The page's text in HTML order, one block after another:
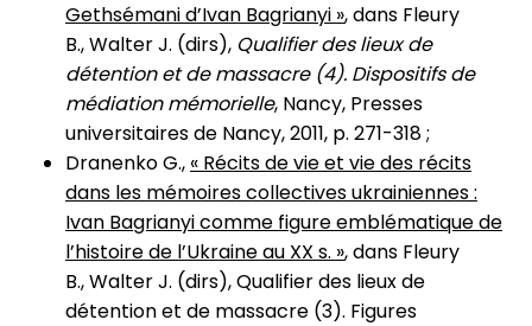
Gethsémani d’Ivan Bagrianyi », dans Fleury
B., Walter J. (dirs), Qualifier des lieux de
détention et de massacre (4). Dispositifs de
médiation mémorielle, Nancy, Presses
universitaires de Nancy, 2011, p. 271-318 ;
Dranenko G., « Récits de vie et vie des récits
dans les mémoires collectives ukrainiennes :
Ivan Bagrianyi comme figure emblématique de
l’histoire de l’Ukraine au XX s. », dans Fleury
B., Walter J. (dirs), Qualifier des lieux de
détention et de massacre (3). Figures